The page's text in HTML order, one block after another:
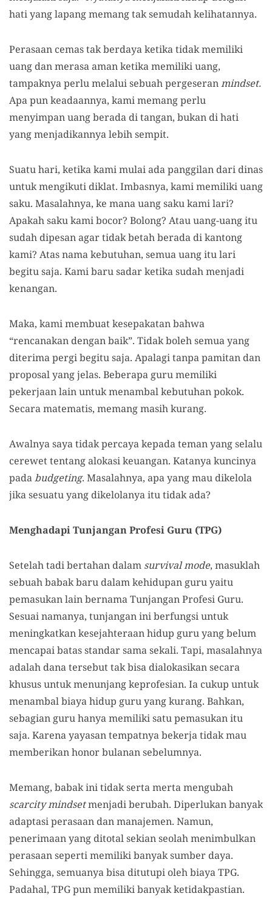
hati yang lapang memang tak semudah kelihatannya.
Perasaan cemas tak berdaya ketika tidak memiliki
uang dan merasa aman ketika memiliki uang,
tampaknya perlu melalui sebuah pergeseranmindset.
Apa pun keadaannya, kami memang perlu
menyimpan uang berada di tangan, bukan di hati
yang menjadikannya lebih sempit.
Suatu hari, ketika kami mulai ada panggilan dari dinas
untuk mengikuti diklat. Imbasnya, kami memiliki uang
saku. Masalahnya, ke mana uang saku kami lari?
Apakah saku kami bocor? Bolong? Atau uang-uang itu
sudah dipesan agar tidak betah berada di kantong
kami? Atas nama kebutuhan, semua uang itu lari
begitu saja. Kami baru sadar ketika sudah menjadi
kenangan.
Maka, kami membuat kesepakatan bahwa
“rencanakan dengan baik”. Tidak boleh semua yang
diterima pergi begitu saja. Apalagi tanpa pamitan dan
proposal yang jelas. Beberapa guru memiliki
pekerjaan lain untuk menambal kebutuhan pokok.
Secara matematis, memang masih kurang.
Awalnya saya tidak percaya kepada teman yang selalu
cerewet tentang alokasi keuangan. Katanya kuncinya
padabudgeting. Masalahnya, apa yang mau dikelola
jika sesuatu yang dikelolanya itu tidak ada?
Menghadapi Tunjangan Profesi Guru (TPG)
Setelah tadi bertahan dalam survival mode, masuklah
sebuah babak baru dalam kehidupan guru yaitu
pemasukan lain bernama Tunjangan Profesi Guru.
Sesuai namanya, tunjangan ini berfungsi untuk
meningkatkan kesejahteraan hidup guru yang belum
mencapai batas standar sama sekali. Tapi, masalahnya
adalah dana tersebut tak bisa dialokasikan secara
khusus untuk menunjang keprofesian. Ia cukup untuk
menambal biaya hidup guru yang kurang. Bahkan,
sebagian guru hanya memiliki satu pemasukan itu
saja. Karena yayasan tempatnya bekerja tidak mau
memberikan honor bulanan sebelumnya.
Memang, babak ini tidak serta merta mengubah
scarcity mindsetmenjadi berubah. Diperlukan banyak
adaptasi perasaan dan manajemen. Namun,
penerimaan yang ditotal sekian seolah menimbulkan
perasaan seperti memiliki banyak sumber daya.
Sehingga, semuanya bisa ditutupi oleh biaya TPG.
Padahal, TPG pun memiliki banyak ketidakpastian.